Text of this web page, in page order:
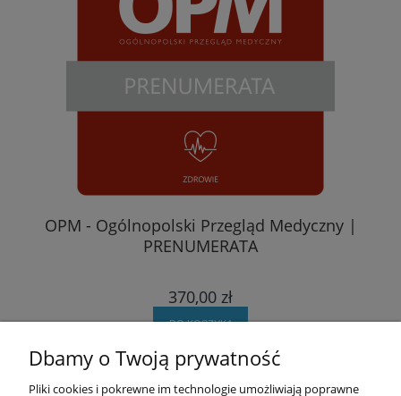
OPM - Ogólnopolski Przegląd Medyczny |
PRENUMERATA
370,00 zł
DO KOSZYKA
Dbamy o Twoją prywatność
Pliki cookies i pokrewne im technologie umożliwiają poprawne